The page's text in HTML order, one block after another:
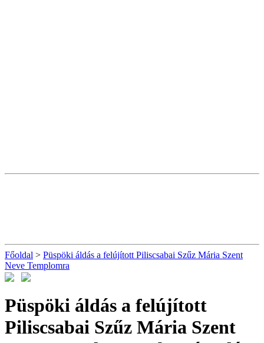
Főoldal > Püspöki áldás a felújított Piliscsabai Szűz Mária Szent
Neve Templomra
Püspöki áldás a felújított
Piliscsabai Szűz Mária Szent